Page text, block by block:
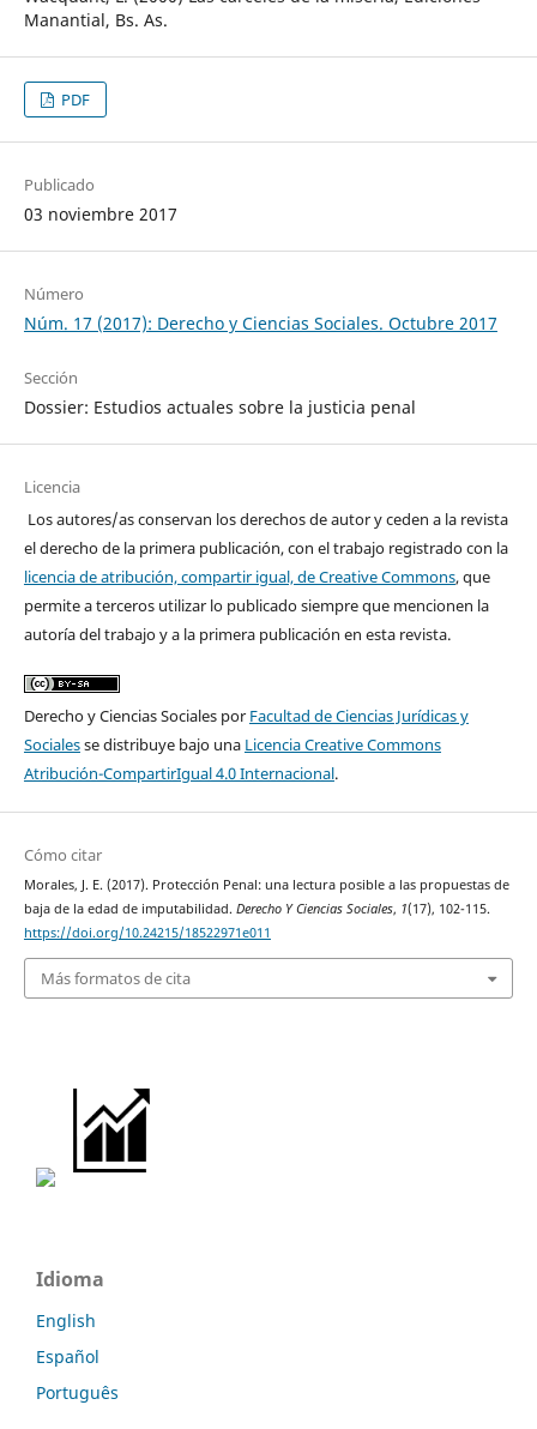
Manantial, Bs. As.
PDF
Publicado
03 noviembre 2017
Número
Núm. 17 (2017): Derecho y Ciencias Sociales. Octubre 2017
Sección
Dossier: Estudios actuales sobre la justicia penal
Licencia
Los autores/as conservan los derechos de autor y ceden a la revista
el derecho de la primera publicación, con el trabajo registrado con la
licencia de atribución, compartir igual, de Creative Commons, que
permite a terceros utilizar lo publicado siempre que mencionen la
autoría del trabajo y a la primera publicación en esta revista.
Derecho y Ciencias Sociales por Facultad de Ciencias Jurídicas y
Socialesse distribuye bajo una Licencia Creative Commons
Atribución-CompartirIgual 4.0 Internacional.
Cómo citar
Morales, J. E. (2017). Protección Penal: una lectura posible a las propuestas de
baja de la edad de imputabilidad. Derecho Y Ciencias Sociales, 1(17), 102-115.
https://doi.org/10.24215/18522971e011
Más formatos de cita
Idioma
English
Español
Português